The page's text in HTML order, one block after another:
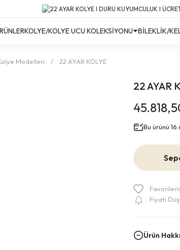
Türkiye’nin Her Yerine Ücretsiz
Türkiye’nin Her Yerine Ücretsiz
Türkiye’nin Her Yerine Ücretsiz
KOLYE/KOLYE UCU KOLEKSİYONU BİLEKLİK/
Modelleri 22 AYAR KOLYE
22 AYAR
Bu ürünü
Fiyatı
Ürün